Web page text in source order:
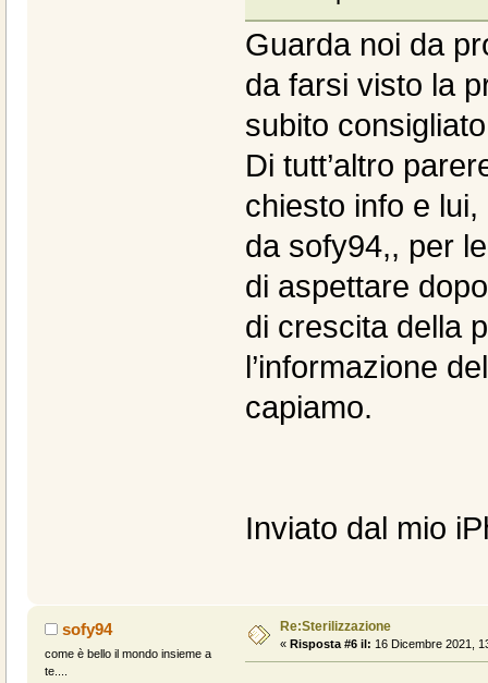
Guarda noi da
da farsi visto la
subito
Di tutt’altro
chiesto info e
da sofy94,, per
di aspettare
di crescita della
l’informazione
capiamo.
Inviato dal mio
sofy94
come è bello il mondo insieme a
te....
Re:Sterilizzazione
« Risposta #6 il: 16 Dicembre 2021,